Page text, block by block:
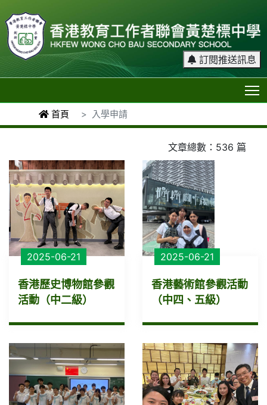
訂閱推送訊息
首頁 入學申請
文章總數：536 篇
2025-06-21
香港歷史博物館參觀
活動（中二級）
2025-06-21
香港藝術館參觀活動
（中四、五級）